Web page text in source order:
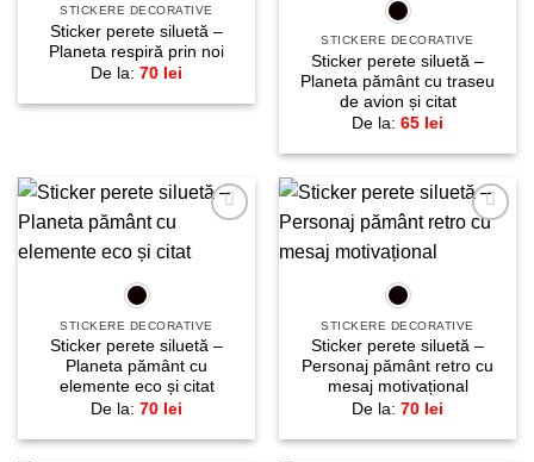
STICKERE DECORATIVE
Sticker perete siluetă –
Planeta respiră prin noi
De la: 70 lei
STICKERE DECORATIVE
Sticker perete siluetă –
Planeta pământ cu traseu
de avion și citat
De la: 65 lei
STICKERE DECORATIVE
Sticker perete siluetă –
Planeta pământ cu
elemente eco și citat
De la: 70 lei
STICKERE DECORATIVE
Sticker perete siluetă –
Personaj pământ retro cu
mesaj motivațional
De la: 70 lei